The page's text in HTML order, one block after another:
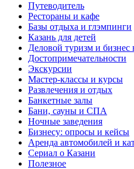
Путеводитель
Рестораны и кафе
Базы отдыха и глэмпинги
Казань для детей
Деловой туризм и бизнес
Достопримечательности
Экскурсии
Мастер-классы и курсы
Развлечения и отдых
Банкетные залы
Бани, сауны и СПА
Ночные заведения
Бизнесу: опросы и кейсы
Аренда автомобилей и
Сериал о Казани
Полезное